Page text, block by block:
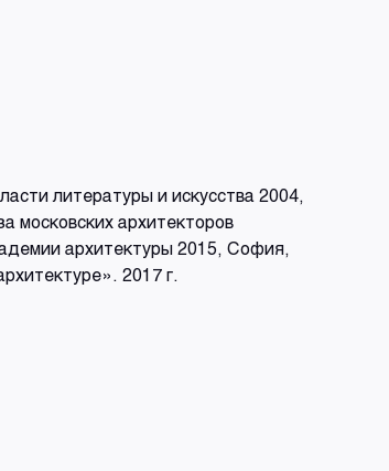
литературы и искусства 2004,
московских архитекторов
архитектуры 2015, София,
2017 г.